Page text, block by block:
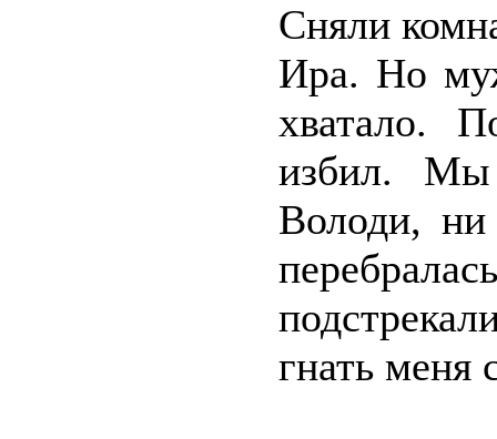
Сняли
Ира. Но
хватало.
избил.
Володи,
гнать меня